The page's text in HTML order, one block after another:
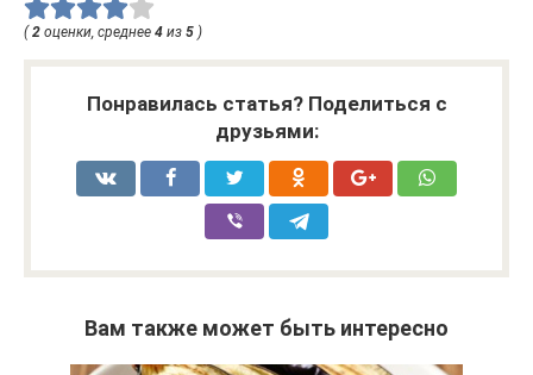
( 2 оценки, среднее 4 из 5 )
Понравилась статья? Поделиться с
друзьями:
Вам также может быть интересно